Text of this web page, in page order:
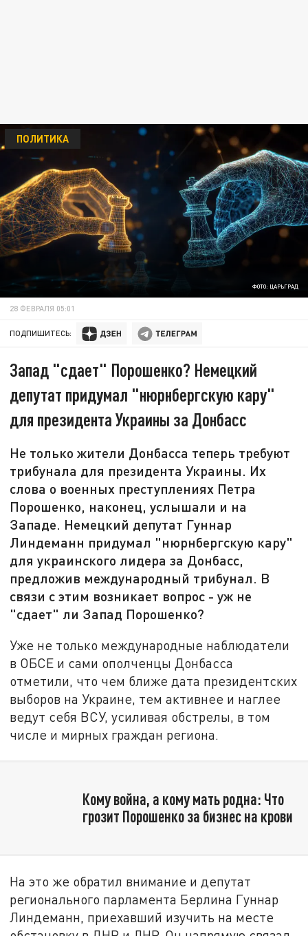
ФОТО: ЦАРЬГРАД
ПОЛИТИКА
28 ФЕВРАЛЯ 05:01
ПОДПИШИТЕСЬ:
Запад "сдает" Порошенко? Немецкий
депутат придумал "нюрнбергскую кару"
для президента Украины за Донбасс
Не только жители Донбасса теперь требуют
трибунала для президента Украины. Их
слова о военных преступлениях Петра
Порошенко, наконец, услышали и на
Западе. Немецкий депутат Гуннар
Линдеманн придумал "нюрнбергскую кару"
для украинского лидера за Донбасс,
предложив международный трибунал. В
связи с этим возникает вопрос - уж не
"сдает" ли Запад Порошенко?
Уже не только международные наблюдатели
в ОБСЕ и сами ополченцы Донбасса
отметили, что чем ближе дата президентских
выборов на Украине, тем активнее и наглее
ведут себя ВСУ, усиливая обстрелы, в том
числе и мирных граждан региона.
Кому война, а кому мать родна: Что
грозит Порошенко за бизнес на крови
На это же обратил внимание и депутат
регионального парламента Берлина Гуннар
Линдеманн, приехавший изучить на месте